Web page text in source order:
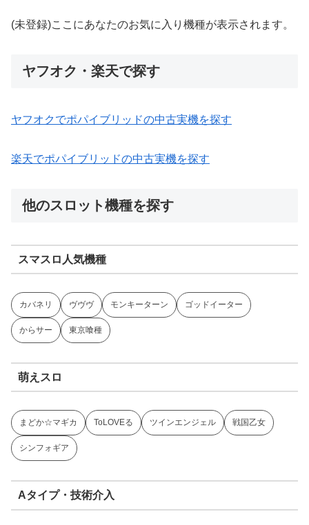
(未登録)ここにあなたのお気に入り機種が表示されます。
ヤフオク・楽天で探す
ヤフオクでポパイブリッドの中古実機を探す
楽天でポパイブリッドの中古実機を探す
他のスロット機種を探す
スマスロ人気機種
カバネリ ヴヴヴ モンキーターン ゴッドイーター
からサー 東京喰種
萌えスロ
まどか☆マギカ ToLOVEる ツインエンジェル 戦国乙女
シンフォギア
Aタイプ・技術介入